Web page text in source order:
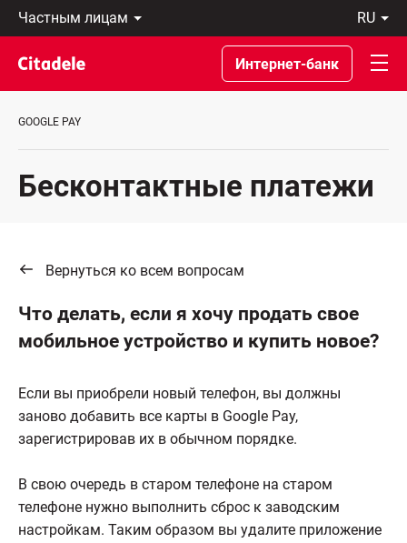
Частным
лицам
Предприятиям
Private
Banking
банке
ru
Latviski
По-
русски
In
Интернет-банк
GOOGLE PAY
Бесконтактные платежи
Вернуться ко всем вопросам
Что делать, если я хочу продать свое
мобильное устройство и купить новое?
Если вы приобрели новый телефон, вы должны
заново добавить все карты в Google Pay,
зарегистрировав их в обычном порядке.
В свою очередь в старом телефоне на старом
телефоне нужно выполнить сброс к заводским
настройкам. Таким образом вы удалите приложение